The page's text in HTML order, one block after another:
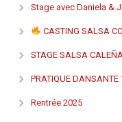
Stage avec Daniela &
CASTING SALSA
STAGE SALSA
PRATIQUE
Rentrée 2025